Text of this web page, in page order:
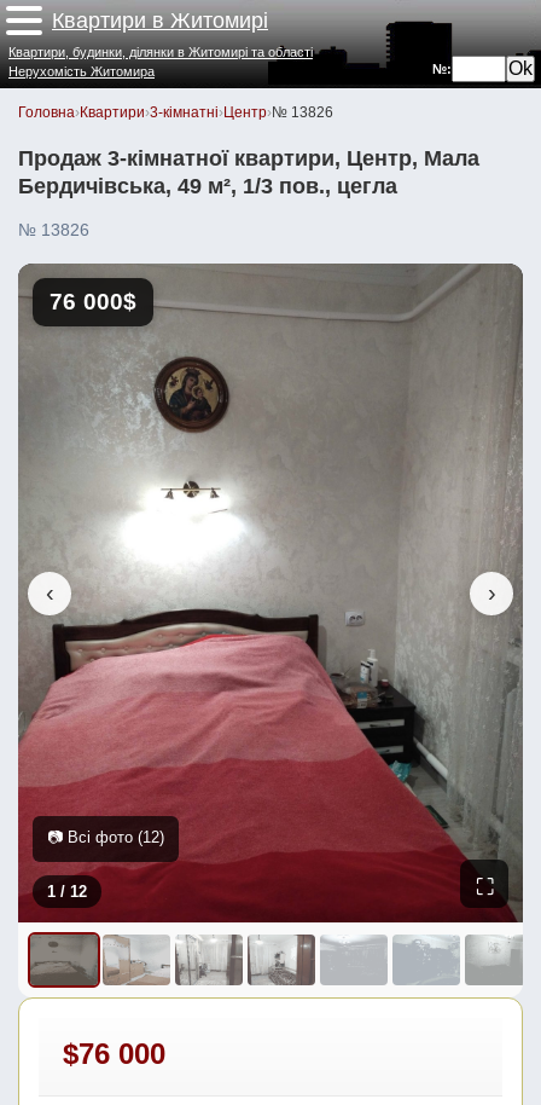
Квартири в Житомирі
№:
Квартири, будинки, ділянки в Житомирі та області
Нерухомість Житомира
Головна›Квартири›3-кімнатні›Центр›№ 13826
Продаж 3-кімнатної квартири, Центр, Мала
Бердичівська, 49 м², 1/3 пов., цегла
№ 13826
‹ ›
76 000$
1 / 12 ⛶
📷 Всі фото (12)
$76 000